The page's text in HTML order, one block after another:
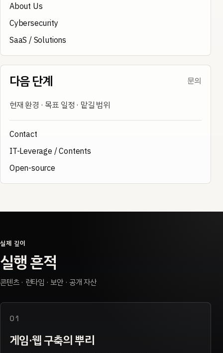
About Us
Cybersecurity
SaaS / Solutions
다음 단계 문의
현재 환경 · 목표 일정 · 맡길 범위
Contact
IT-Leverage / Contents
Open-source
실제 깊이
실행 흔적
콘텐츠 · 런타임 · 보안 · 공개 자산
01
게임·웹 구축의 뿌리